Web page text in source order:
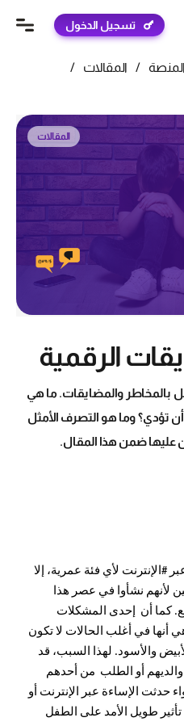
تسجيل الدخول
/ المقالات
/
المقالات
الرقمية
بالمخاطر والمضايقات. ما هي
تؤدي؟ وما هو التصرف الأمثل
ضمن هذا المقال.
#الإنترنت لأي فئة عمرية، إلا
لأنهم نشأوا في عصر هذا
كما أن إحدى المشكلات
أنها في أغلب الحالات لا تكون
والأسود. لهذا السبب، قد
أو الطلب من أحدهم
حدثت الإساءة عبر الإنترنت أو
طويل الأمد على الطفل